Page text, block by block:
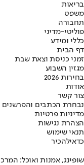
בריאות
משפט
תחבורה
פוליטי-מדיני
כללי ומידע
דף הבית
זמני כניסת וצאת שבת
מגזין השבוע
בחירות 2026
אודות
צור קשר
נבחרת הכתבים והפרשנים
מדיניות פרטיות
הצהרת נגישות
תנאי שימוש
כדאילהכיר
שופינג, אמנות ואוכל: